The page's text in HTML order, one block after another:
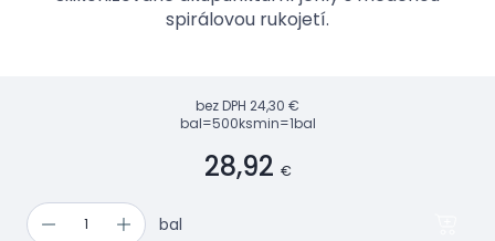
spirálovou rukojetí.
bez DPH 24,30 €
bal=500ksmin=1bal
28,92 €
bal